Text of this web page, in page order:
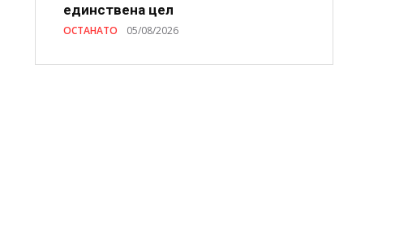
единствена цел
ОСТАНАТО 05/08/2026